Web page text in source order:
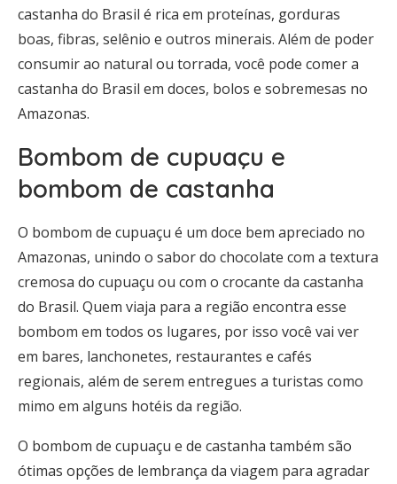
castanha do Brasil é rica em proteínas, gorduras
boas, fibras, selênio e outros minerais. Além de poder
consumir ao natural ou torrada, você pode comer a
castanha do Brasil em doces, bolos e sobremesas no
Amazonas.
Bombom de cupuaçu e
bombom de castanha
O bombom de cupuaçu é um doce bem apreciado no
Amazonas, unindo o sabor do chocolate com a textura
cremosa do cupuaçu ou com o crocante da castanha
do Brasil. Quem viaja para a região encontra esse
bombom em todos os lugares, por isso você vai ver
em bares, lanchonetes, restaurantes e cafés
regionais, além de serem entregues a turistas como
mimo em alguns hotéis da região.
O bombom de cupuaçu e de castanha também são
ótimas opções de lembrança da viagem para agradar